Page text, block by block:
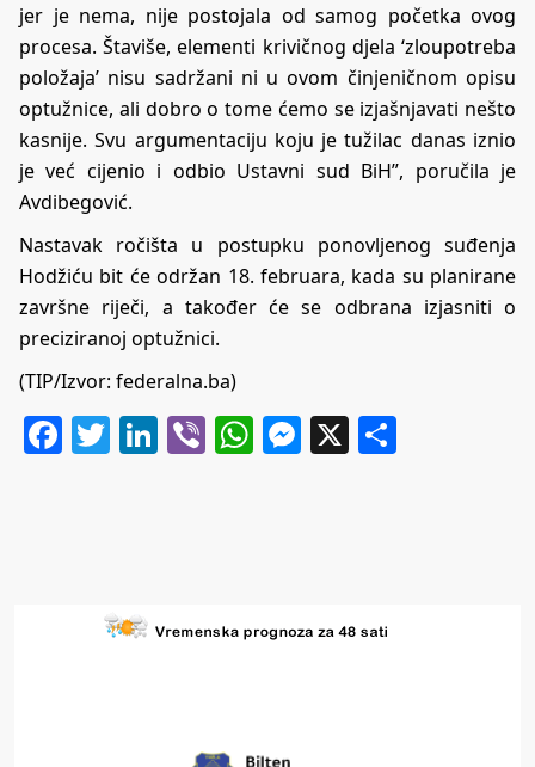
jer je nema, nije postojala od samog početka ovog
procesa. Štaviše, elementi krivičnog djela ‘zloupotreba
položaja’ nisu sadržani ni u ovom činjeničnom opisu
optužnice, ali dobro o tome ćemo se izjašnjavati nešto
kasnije. Svu argumentaciju koju je tužilac danas iznio
je već cijenio i odbio Ustavni sud BiH”, poručila je
Avdibegović.
Nastavak ročišta u postupku ponovljenog suđenja
Hodžiću bit će održan 18. februara, kada su planirane
završne riječi, a također će se odbrana izjasniti o
preciziranoj optužnici.
(TIP/Izvor: federalna.ba)
Facebook
Twitter
LinkedIn
ViberWhatsApp
Messenger
X